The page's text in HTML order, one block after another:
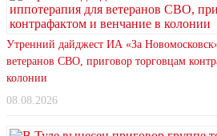
Утренний дайджест ИА «За
ветеранов СВО, приговор торговцам
колонии
08.08.2026